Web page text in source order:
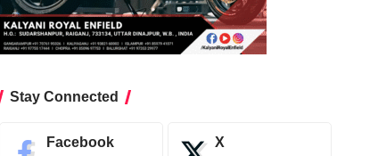
Stay Connected
Facebook X